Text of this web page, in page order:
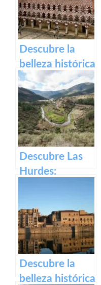
Descubre la
belleza histórica
y cultural de
Plaza Alta de
Badajoz
Descubre Las
Hurdes:
rincones
ocultos en
Cáceres
Descubre la
belleza histórica